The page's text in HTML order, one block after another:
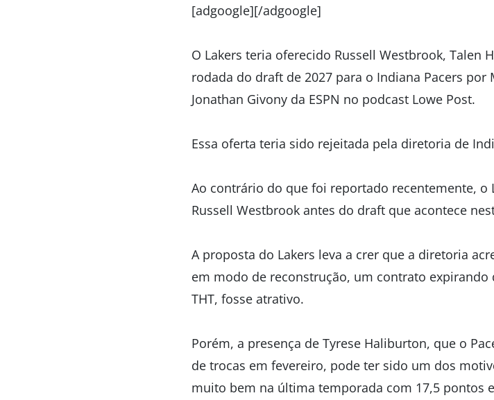
[adgoogle][/adgoogle]
O Lakers teria oferecido Russell Westbrook, Talen
rodada do draft de 2027 para o Indiana Pacers
Jonathan Givony da ESPN no podcast Lowe Post.
Essa oferta teria sido rejeitada pela diretoria de
Ao contrário do que foi reportado recentemente, o
Russell Westbrook antes do draft que acontece
A proposta do Lakers leva a crer que a diretoria
em modo de reconstrução, um contrato
THT, fosse atrativo.
Porém, a presença de Tyrese Haliburton, que o
de trocas em fevereiro, pode ter sido um dos
muito bem na última temporada com 17,5 pontos